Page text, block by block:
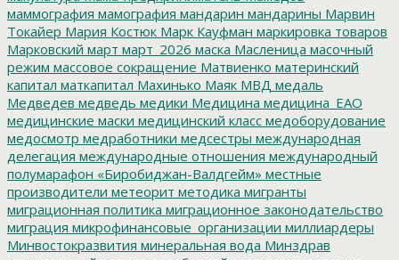
маммография мамография мандарин мандарины Марвин
Токайер Мария Костюк Марк Кауфман маркировка товаров
Марковский март март_2026 маска Масленица масочный
режим массовое сокращение Матвиенко материнский
капитал маткапитал Махинько Маяк МВД медаль
Медведев медведь медики Медицина медицина_ЕАО
медицинские маски медицинский класс медоборудование
медосмотр медработники медсестры международная
делегация международные отношения международный
полумарафон «Биробиджан-Валдгейм» местные
производители метеорит методика мигранты
миграционная политика миграционное законодательство
миграция микрофинансовые_организации миллиардеры
Минвостокразвития минеральная вода Минздрав